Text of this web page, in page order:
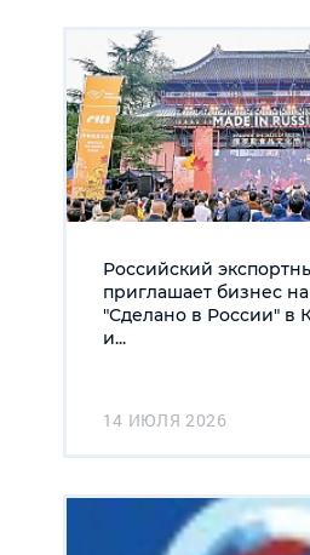
Российский
приглашает бизнес
"Сделано в России" в
и...
14 ИЮЛЯ 2026